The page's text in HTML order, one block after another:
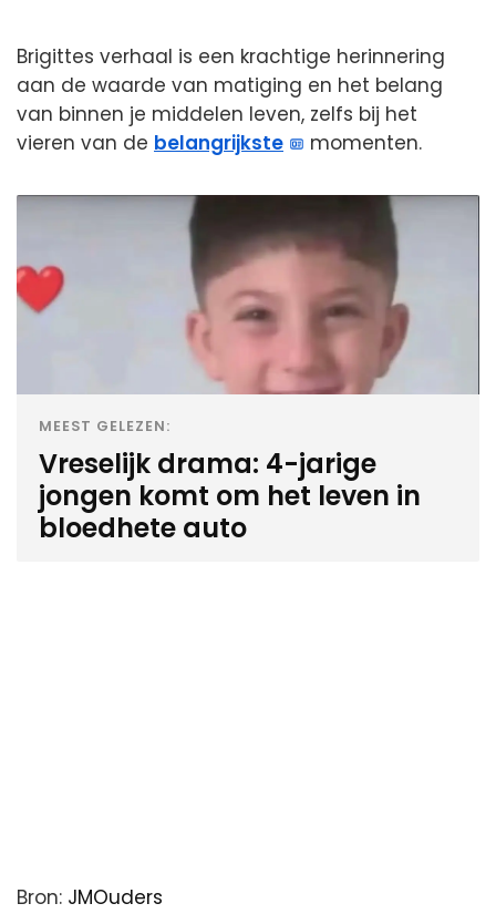
Brigittes verhaal is een krachtige herinnering
aan de waarde van matiging en het belang
van binnen je middelen leven, zelfs bij het
vieren van de belangrijkste momenten.
MEEST GELEZEN:
Vreselijk drama: 4-jarige
jongen komt om het leven in
bloedhete auto
Bron: JMOuders